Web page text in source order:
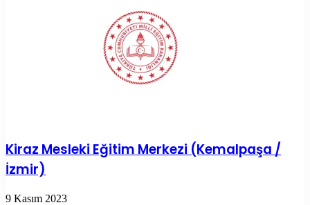
Kiraz Mesleki Eğitim Merkezi (Kemalpaşa /
İzmir)
9 Kasım 2023